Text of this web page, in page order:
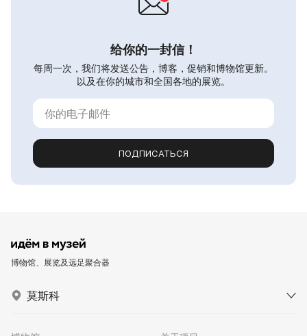
给你的一封信！
每周一次，我们将发送公告，博客，促销和博物馆更新。
以及在你的城市和全国各地的展览。
ПОДПИСАТЬСЯ
博物馆、展览及远足聚合器
莫斯科